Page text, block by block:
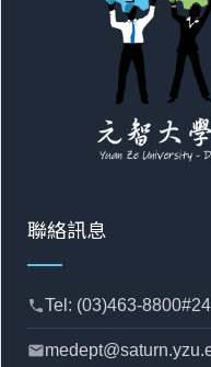
聯絡訊息
phoneTel: (03)463-
mail